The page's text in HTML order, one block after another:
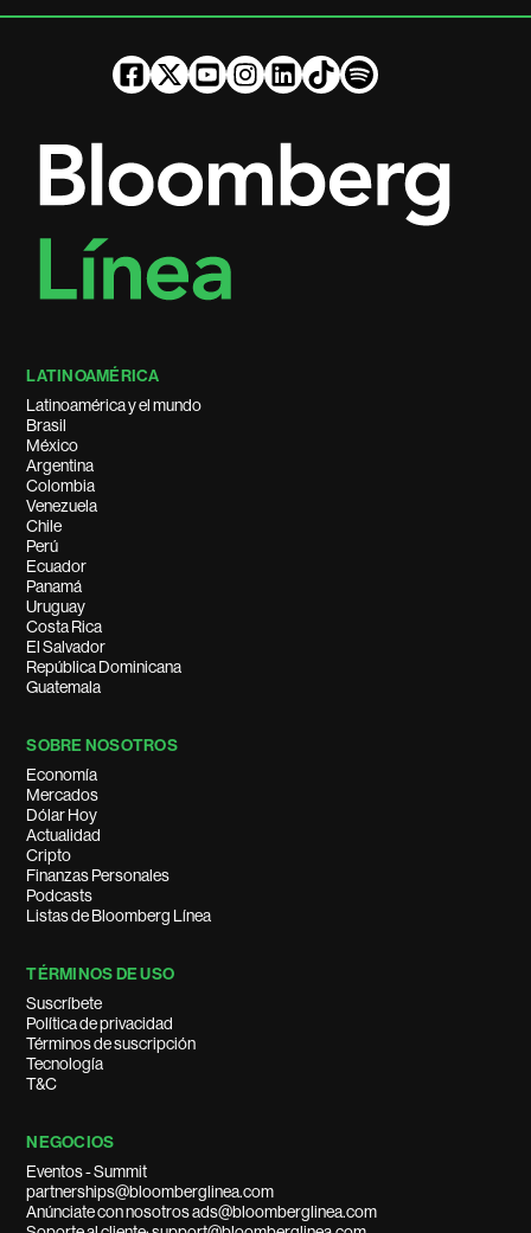
LATINOAMÉRICA
Latinoamérica y el mundo
Brasil
México
Argentina
Colombia
Venezuela
Chile
Perú
Ecuador
Panamá
Uruguay
Costa Rica
El Salvador
República Dominicana
Guatemala
SOBRE NOSOTROS
Economía
Mercados
Dólar Hoy
Actualidad
Cripto
Finanzas Personales
Podcasts
Listas de Bloomberg Línea
TÉRMINOS DE USO
Suscríbete
Política de privacidad
Términos de suscripción
Tecnología
T&C
NEGOCIOS
Eventos - Summit
partnerships@bloomberglinea.com
Anúnciate con nosotros ads@bloomberglinea.com